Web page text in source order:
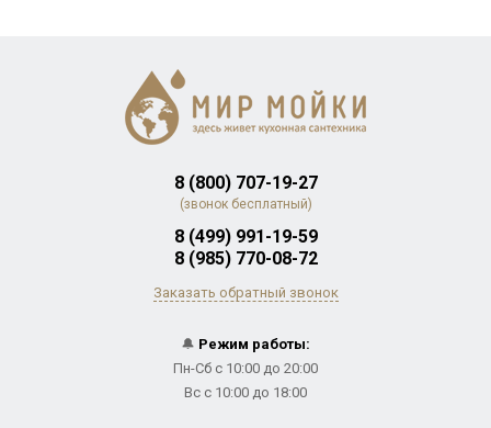
8 (800) 707-19-27
(звонок бесплатный)
8 (499) 991-19-59
8 (985) 770-08-72
Заказать обратный звонок
🔔 Режим работы:
Пн-Сб с 10:00 до 20:00
Вс с 10:00 до 18:00